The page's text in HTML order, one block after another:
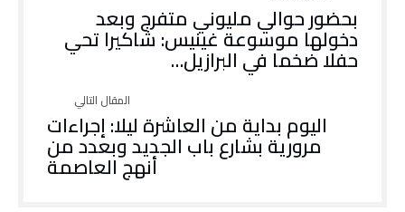
بحضور حوالي مليوني متفرج وبعد
دخولها موسوعة غينيس: شاكيرا تحي
حفلا ضخما في البرازيل…
اليوم بداية من العاشرة ليلا: إجراءات
مرورية بشارع باب الجديد وبعدد من
أنهج العاصمة